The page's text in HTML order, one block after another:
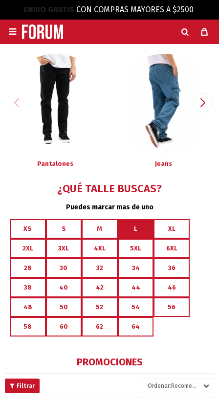
ENVIO GRATIS CON COMPRAS MAYORES A $2500

Pantalones Jeans
¿QUÉ TALLE BUSCAS?
Puedes marcar mas de uno
XS S M L XL
2XL 3XL 4XL 5XL 6XL
28 30 32 34 36
38 40 42 44 46
48 50 52 54 56
58 60 62 64
PROMOCIONES
Recomendados